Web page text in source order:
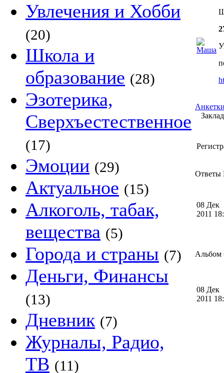
Увлечения и Хобби
(20)
Школа и
образование (28)
Эзотерика,
Сверхъестественное
(17)
Эмоции (29)
Актуальное (15)
Алкоголь, табак,
вещества (5)
Города и страны (7)
Деньги, Финансы
(13)
Дневник (7)
Журналы, Радио,
ТВ (11)
Ответы
08 Дек
2011
Альбом
08 Дек
2011